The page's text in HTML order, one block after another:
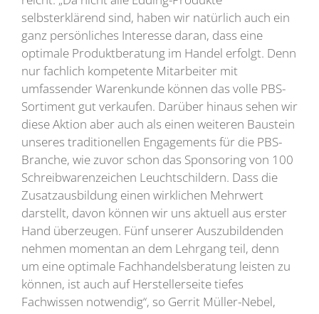
selbsterklärend sind, haben wir natürlich auch ein
ganz persönliches Interesse daran, dass eine
optimale Produktberatung im Handel erfolgt. Denn
nur fachlich kompetente Mitarbeiter mit
umfassender Warenkunde können das volle PBS-
Sortiment gut verkaufen. Darüber hinaus sehen wir
diese Aktion aber auch als einen weiteren Baustein
unseres traditionellen Engagements für die PBS-
Branche, wie zuvor schon das Sponsoring von 100
Schreibwarenzeichen Leuchtschildern. Dass die
Zusatzausbildung einen wirklichen Mehrwert
darstellt, davon können wir uns aktuell aus erster
Hand überzeugen. Fünf unserer Auszubildenden
nehmen momentan an dem Lehrgang teil, denn
um eine optimale Fachhandelsberatung leisten zu
können, ist auch auf Herstellerseite tiefes
Fachwissen notwendig“, so Gerrit Müller-Nebel,